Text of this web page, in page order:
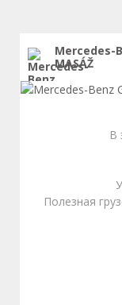
Mercedes-
MASÁŽ
В
Полезная